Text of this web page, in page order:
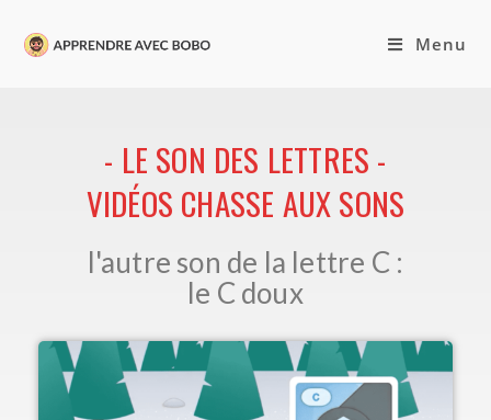
Menu
- LE SON DES LETTRES -
VIDÉOS CHASSE AUX SONS
l'autre son de la lettre C :
le C doux